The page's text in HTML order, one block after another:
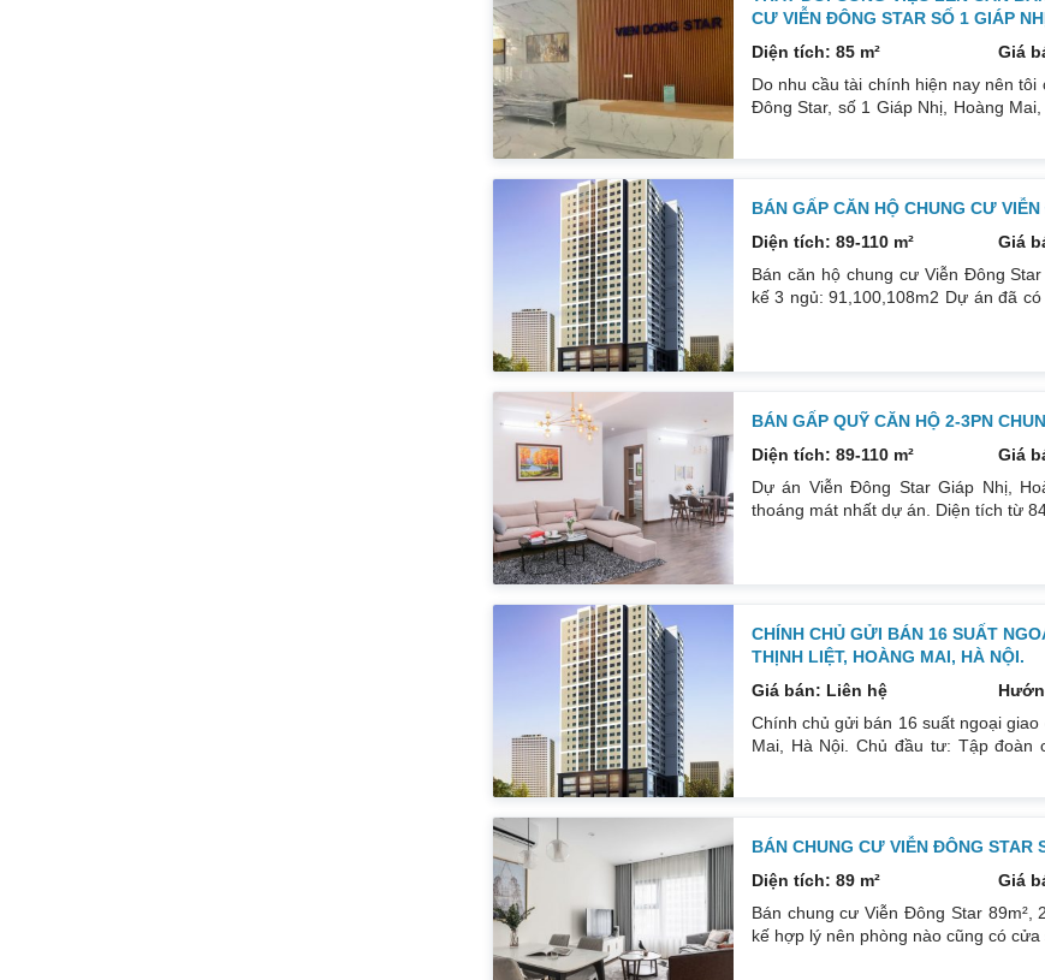
CƯ VIỄN ĐÔNG STAR SỐ 1 GIÁP
Diện tích: 85 m²
Giá
Do nhu cầu tài chính hiện nay nên
Đông Star, số 1 Giáp Nhị, Hoàng
BÁN GẤP CĂN HỘ CHUNG CƯ
Diện tích: 89-110 m²
Giá
Bán căn hộ chung cư Viễn Đông
kế 3 ngủ: 91,100,108m2 Dự án đã
BÁN GẤP QUỸ CĂN HỘ 2-3PN
Diện tích: 89-110 m²
Giá
Dự án Viễn Đông Star Giáp Nhị,
thoáng mát nhất dự án. Diện tích từ
CHÍNH CHỦ GỬI BÁN 16 SUẤT
THỊNH LIỆT, HOÀNG MAI, HÀ NỘI.
Giá bán: Liên hệ
Chính chủ gửi bán 16 suất ngoại
Mai, Hà Nội. Chủ đầu tư: Tập đoàn
BÁN CHUNG CƯ VIỄN ĐÔNG STAR
Diện tích: 89 m²
Giá
Bán chung cư Viễn Đông Star
kế hợp lý nên phòng nào cũng có